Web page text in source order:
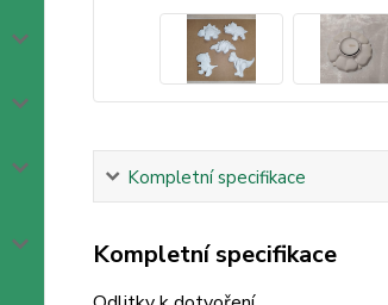
Kompletní specifikace
Kompletní specifikace